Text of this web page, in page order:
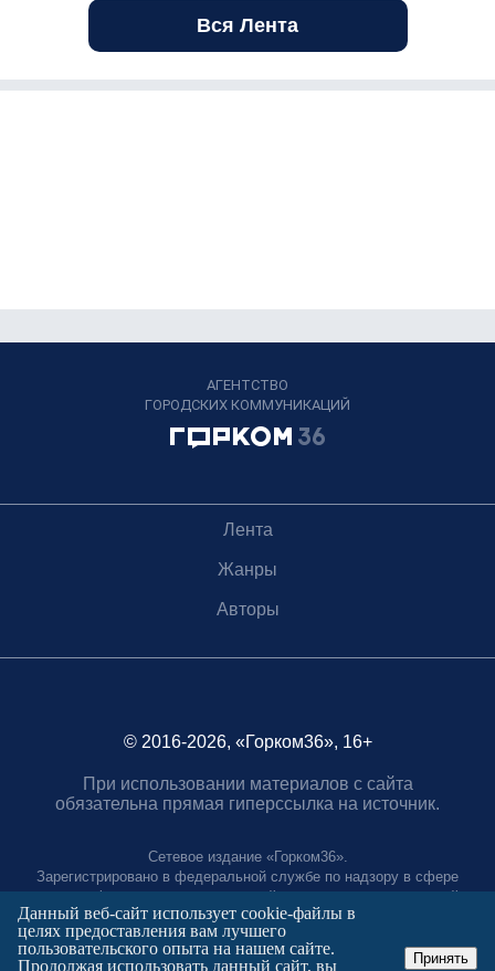
Вся Лента
АГЕНТСТВО
ГОРОДСКИХ КОММУНИКАЦИЙ
Лента
Жанры
Авторы
© 2016-2026, «Горком36», 16+
При использовании материалов с сайта
обязательна прямая гиперссылка на источник.
Сетевое издание «Горком36».
Зарегистрировано в федеральной службе по надзору в сфере
связи, информационных технологий и массовых коммуникаций.
Регистрационный номер ЭЛ № ФС77-88966 от 21 января 2025 г.
Учредитель: Муниципальное автономное учреждение "Агентство
городских коммуникаций"
Данный веб-сайт использует cookie-файлы в
целях предоставления вам лучшего
пользовательского опыта на нашем сайте.
Продолжая использовать данный сайт, вы
Принять